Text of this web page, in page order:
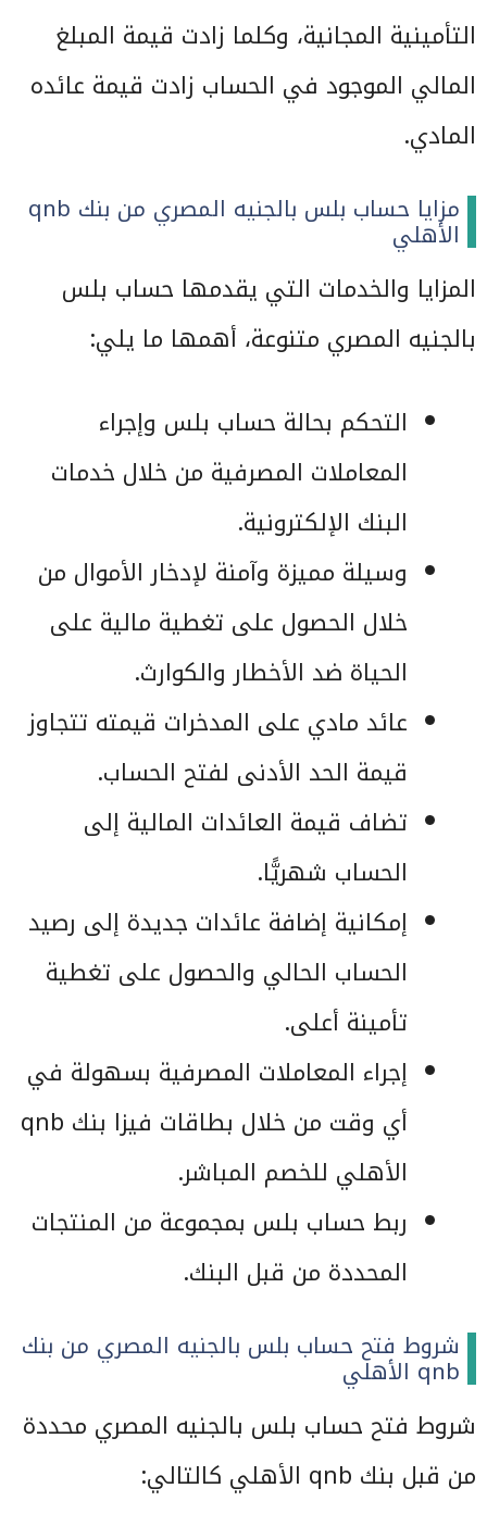
التأمينية المجانية، وكلما زادت قيمة المبلغ
المالي الموجود في الحساب زادت قيمة عائده
المادي.
مزايا حساب بلس بالجنيه المصري من بنك qnb
الأهلي
المزايا والخدمات التي يقدمها حساب بلس
بالجنيه المصري متنوعة، أهمها ما يلي:
التحكم بحالة حساب بلس وإجراء
المعاملات المصرفية من خلال خدمات
البنك الإلكترونية.
وسيلة مميزة وآمنة لإدخار الأموال من
خلال الحصول على تغطية مالية على
الحياة ضد الأخطار والكوارث.
عائد مادي على المدخرات قيمته تتجاوز
قيمة الحد الأدنى لفتح الحساب.
تضاف قيمة العائدات المالية إلى
الحساب شهريًّا.
إمكانية إضافة عائدات جديدة إلى رصيد
الحساب الحالي والحصول على تغطية
تأمينة أعلى.
إجراء المعاملات المصرفية بسهولة في
أي وقت من خلال بطاقات فيزا بنك qnb
الأهلي للخصم المباشر.
ربط حساب بلس بمجموعة من المنتجات
المحددة من قبل البنك.
شروط فتح حساب بلس بالجنيه المصري من بنك
qnb الأهلي
شروط فتح حساب بلس بالجنيه المصري محددة
من قبل بنك qnb الأهلي كالتالي: